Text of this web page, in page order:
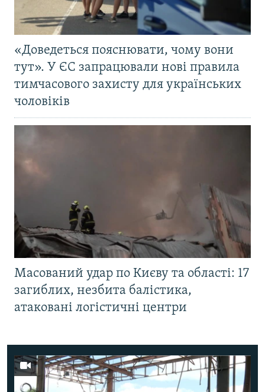
«Доведеться пояснювати, чому вони
тут». У ЄС запрацювали нові правила
тимчасового захисту для українських
чоловіків
Масований удар по Києву та області: 17
загиблих, незбита балістика,
атаковані логістичні центри